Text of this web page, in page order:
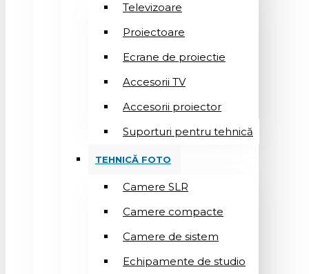
Televizoare
Proiectoare
Ecrane de proiectie
Accesorii TV
Accesorii proiector
Suporturi pentru tehnică
TEHNICĂ FOTO
Camere SLR
Camere compacte
Camere de sistem
Echipamente de studio